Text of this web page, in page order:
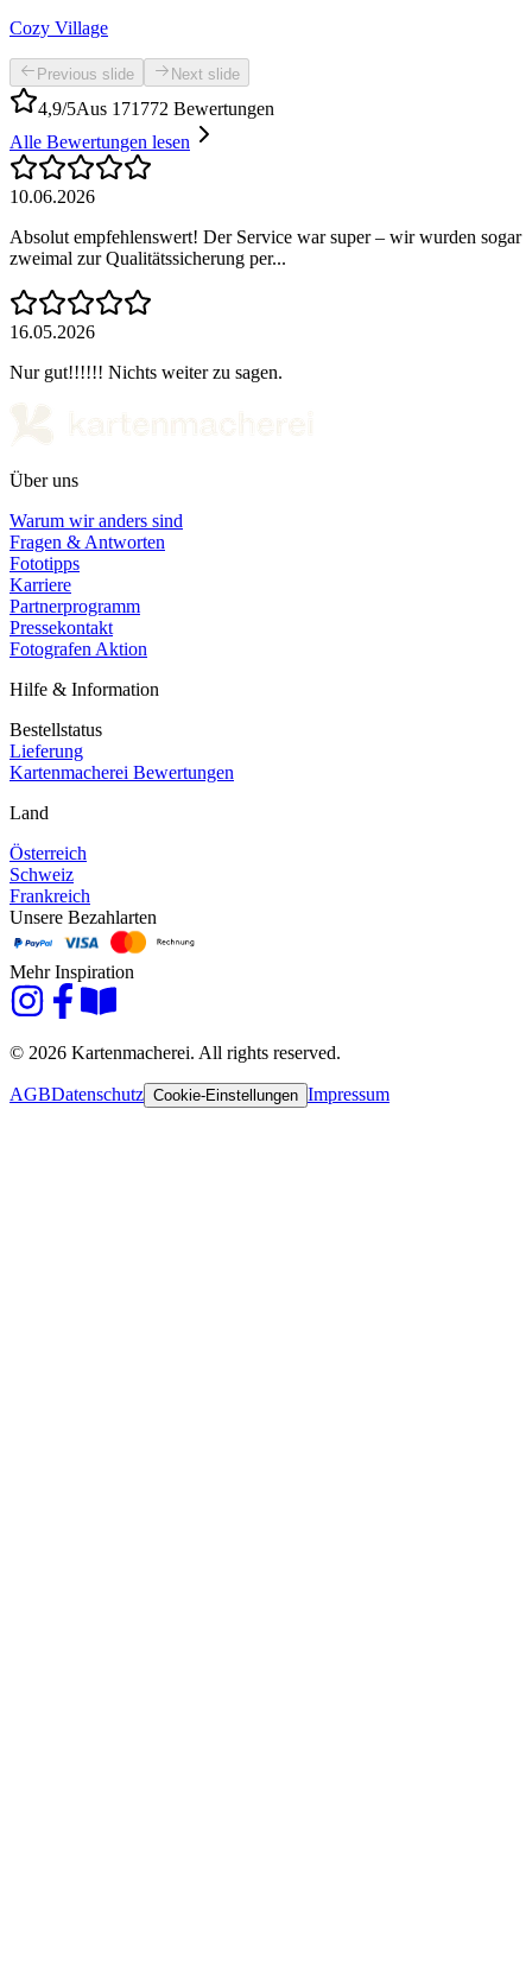
Cozy Village
Previous slide Next slide
4,9/5Aus 171772 Bewertungen
Alle Bewertungen lesen
10.06.2026
Absolut empfehlenswert! Der Service war super – wir wurden sogar
zweimal zur Qualitätssicherung per...
16.05.2026
Nur gut!!!!!! Nichts weiter zu sagen.
Über uns
Warum wir anders sind
Fragen & Antworten
Fototipps
Karriere
Partnerprogramm
Pressekontakt
Fotografen Aktion
Hilfe & Information
Bestellstatus
Lieferung
Kartenmacherei Bewertungen
Land
Österreich
Schweiz
Frankreich
Unsere Bezahlarten
Mehr Inspiration
© 2026 Kartenmacherei. All rights reserved.
AGBDatenschutz Cookie-Einstellungen Impressum